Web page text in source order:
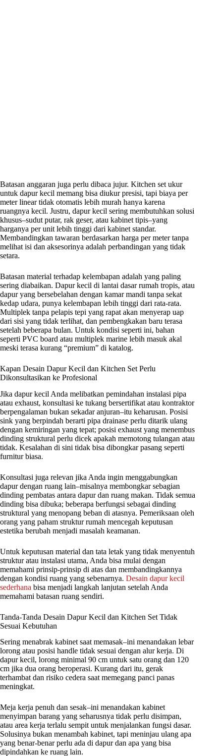
Batasan anggaran juga perlu dibaca jujur. Kitchen set ukur
untuk dapur kecil memang bisa diukur presisi, tapi biaya per
meter linear tidak otomatis lebih murah hanya karena
ruangnya kecil. Justru, dapur kecil sering membutuhkan solusi
khusus–sudut putar, rak geser, atau kabinet tipis–yang
harganya per unit lebih tinggi dari kabinet standar.
Membandingkan tawaran berdasarkan harga per meter tanpa
melihat isi dan aksesorinya adalah perbandingan yang tidak
setara.
Batasan material terhadap kelembapan adalah yang paling
sering diabaikan. Dapur kecil di lantai dasar rumah tropis, atau
dapur yang bersebelahan dengan kamar mandi tanpa sekat
kedap udara, punya kelembapan lebih tinggi dari rata-rata.
Multiplek tanpa pelapis tepi yang rapat akan menyerap uap
dari sisi yang tidak terlihat, dan pembengkakan baru terasa
setelah beberapa bulan. Untuk kondisi seperti ini, bahan
seperti PVC board atau multiplek marine lebih masuk akal
meski terasa kurang “premium” di katalog.
Kapan Desain Dapur Kecil dan Kitchen Set Perlu
Dikonsultasikan ke Profesional
Jika dapur kecil Anda melibatkan pemindahan instalasi pipa
atau exhaust, konsultasi ke tukang bersertifikat atau kontraktor
berpengalaman bukan sekadar anjuran–itu keharusan. Posisi
sink yang berpindah berarti pipa drainase perlu ditarik ulang
dengan kemiringan yang tepat; posisi exhaust yang menembus
dinding struktural perlu dicek apakah memotong tulangan atau
tidak. Kesalahan di sini tidak bisa dibongkar pasang seperti
furnitur biasa.
Konsultasi juga relevan jika Anda ingin menggabungkan
dapur dengan ruang lain–misalnya membongkar sebagian
dinding pembatas antara dapur dan ruang makan. Tidak semua
dinding bisa dibuka; beberapa berfungsi sebagai dinding
struktural yang menopang beban di atasnya. Pemeriksaan oleh
orang yang paham struktur rumah mencegah keputusan
estetika berubah menjadi masalah keamanan.
Untuk keputusan material dan tata letak yang tidak menyentuh
struktur atau instalasi utama, Anda bisa mulai dengan
memahami prinsip-prinsip di atas dan membandingkannya
dengan kondisi ruang yang sebenarnya. Desain dapur kecil
sederhana bisa menjadi langkah lanjutan setelah Anda
memahami batasan ruang sendiri.
Tanda-Tanda Desain Dapur Kecil dan Kitchen Set Tidak
Sesuai Kebutuhan
Sering menabrak kabinet saat memasak–ini menandakan lebar
lorong atau posisi handle tidak sesuai dengan alur kerja. Di
dapur kecil, lorong minimal 90 cm untuk satu orang dan 120
cm jika dua orang beroperasi. Kurang dari itu, gerak
terhambat dan risiko cedera saat memegang panci panas
meningkat.
Meja kerja penuh dan sesak–ini menandakan kabinet
menyimpan barang yang seharusnya tidak perlu disimpan,
atau area kerja terlalu sempit untuk menjalankan fungsi dasar.
Solusinya bukan menambah kabinet, tapi meninjau ulang apa
yang benar-benar perlu ada di dapur dan apa yang bisa
dipindahkan ke ruang lain.